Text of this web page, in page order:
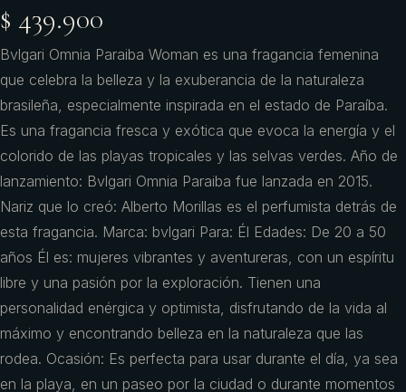
$ 439.900
Bvlgari Omnia Paraiba Woman es una fragancia femenina
que celebra la belleza y la exuberancia de la naturaleza
brasileña, especialmente inspirada en el estado de Paraíba.
Es una fragancia fresca y exótica que evoca la energía y el
colorido de las playas tropicales y las selvas verdes. Año de
lanzamiento: Bvlgari Omnia Paraiba fue lanzada en 2015.
Nariz que lo creó: Alberto Morillas es el perfumista detrás de
esta fragancia. Marca: bvlgari Para: Él Edades: De 20 a 50
años Él es: mujeres vibrantes y aventureras, con un espíritu
libre y una pasión por la exploración. Tienen una
personalidad enérgica y optimista, disfrutando de la vida al
máximo y encontrando belleza en la naturaleza que las
rodea. Ocasión: Es perfecta para usar durante el día, ya sea
en la playa, en un paseo por la ciudad o durante momentos